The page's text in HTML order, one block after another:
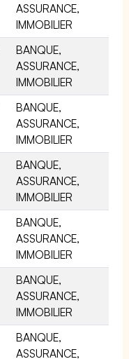
ASSURANCE,
IMMOBILIER
BANQUE,
ASSURANCE,
IMMOBILIER
BANQUE,
ASSURANCE,
IMMOBILIER
BANQUE,
ASSURANCE,
IMMOBILIER
BANQUE,
ASSURANCE,
IMMOBILIER
BANQUE,
ASSURANCE,
IMMOBILIER
BANQUE,
ASSURANCE,